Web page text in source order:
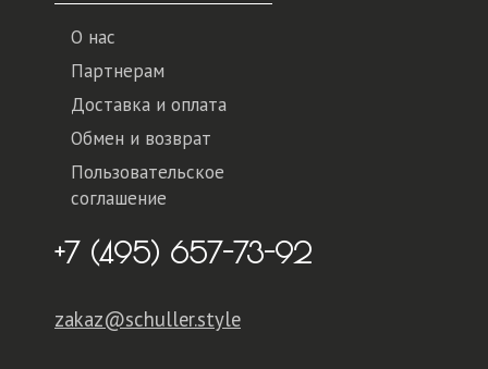
О нас
Партнерам
Доставка и оплата
Обмен и возврат
Пользовательское
соглашение
+7 (495) 657-73-92
zakaz@schuller.style